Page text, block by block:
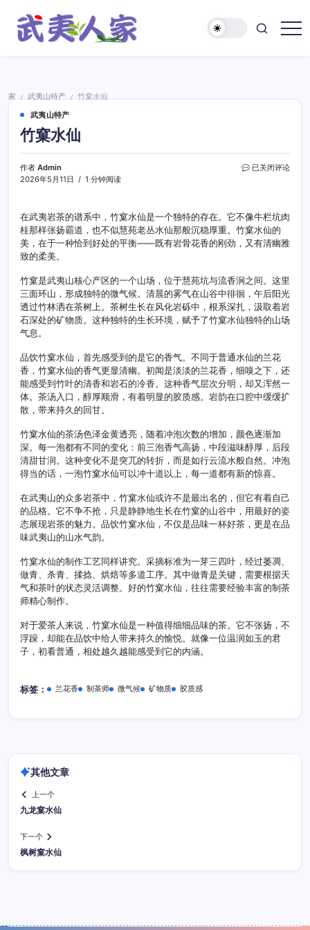
家
家 / 武夷山特产 /
竹窠水仙
武夷山特产
竹窠水仙
作者 Admin
2026年5月11日
1 分钟阅读
竹
已关闭评论
在武夷岩茶的谱系中，竹窠水仙是一个独特的存在。它不像牛栏坑肉
桂那样张扬霸道，也不似慧苑老丛水仙那般沉稳厚重。竹窠水仙的
美，在于一种恰到好处的平衡——既有岩骨花香的刚劲，又有清幽雅
致的柔美。
竹窠是武夷山核心产区的一个山场，位于慧苑坑与流香涧之间。这里
三面环山，形成独特的微气候。清晨的雾气在山谷中徘徊，午后阳光
透过竹林洒在茶树上。茶树生长在风化岩砾中，根系深扎，汲取着岩
石深处的矿物质。这种独特的生长环境，赋予了竹窠水仙独特的山场
气息。
品饮竹窠水仙，首先感受到的是它的香气。不同于普通水仙的兰花
香，竹窠水仙的香气更显清幽。初闻是淡淡的兰花香，细嗅之下，还
能感受到竹叶的清香和岩石的冷香。这种香气层次分明，却又浑然一
体。茶汤入口，醇厚顺滑，有着明显的胶质感。岩韵在口腔中缓缓扩
散，带来持久的回甘。
竹窠水仙的茶汤色泽金黄透亮，随着冲泡次数的增加，颜色逐渐加
深。每一泡都有不同的变化：前三泡香气高扬，中段滋味醇厚，后段
清甜甘润。这种变化不是突兀的转折，而是如行云流水般自然。冲泡
得当的话，一泡竹窠水仙可以冲十道以上，每一道都有新的惊喜。
在武夷山的众多岩茶中，竹窠水仙或许不是最出名的，但它有着自己
的品格。它不争不抢，只是静静地生长在竹窠的山谷中，用最好的姿
态展现岩茶的魅力。品饮竹窠水仙，不仅是品味一杯好茶，更是在品
味武夷山的山水气韵。
竹窠水仙的制作工艺同样讲究。采摘标准为一芽三四叶，经过萎凋、
做青、杀青、揉捻、烘焙等多道工序。其中做青是关键，需要根据天
气和茶叶的状态灵活调整。好的竹窠水仙，往往需要经验丰富的制茶
师精心制作。
对于爱茶人来说，竹窠水仙是一种值得细细品味的茶。它不张扬，不
浮躁，却能在品饮中给人带来持久的愉悦。就像一位温润如玉的君
子，初看普通，相处越久越能感受到它的内涵。
标签： 兰花香 制茶师 微气候 矿物质 胶质感
其他文章
上一个
九龙窠水仙
下一个
枫树窠水仙